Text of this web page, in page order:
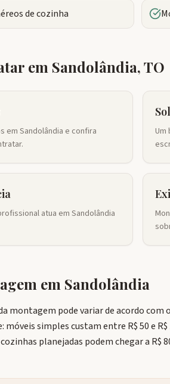
de cozinha
em Sandolândia,TO
em Sandolândia e confira
Um
atua em Sandolândia
em Sandolândia
montagem pode variar de acordo
simples custam entre R$ 50 e
planejadas podem chegar a R$